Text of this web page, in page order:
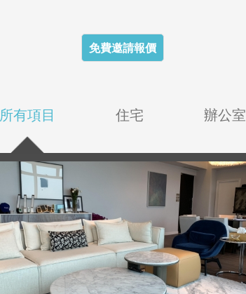
免費邀請報價
所有項目 住宅 辦公室